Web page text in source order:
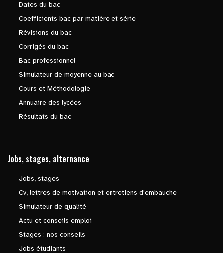
Dates du bac
Coefficients bac par matière et série
Révisions du bac
Corrigés du bac
Bac professionnel
Simulateur de moyenne au bac
Cours et Méthodologie
Annuaire des lycées
Résultats du bac
Jobs, stages, alternance
Jobs, stages
Cv, lettres de motivation et entretiens d'embauche
Simulateur de qualité
Actu et conseils emploi
Stages : nos conseils
Jobs étudiants